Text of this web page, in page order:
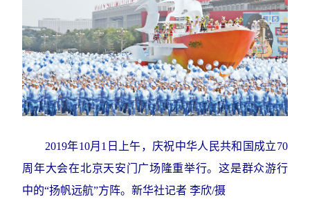
2019年10月1日上午，庆祝中华人民共和国成立70
周年大会在北京天安门广场隆重举行。这是群众游行
中的“扬帆远航”方阵。新华社记者 李欣/摄